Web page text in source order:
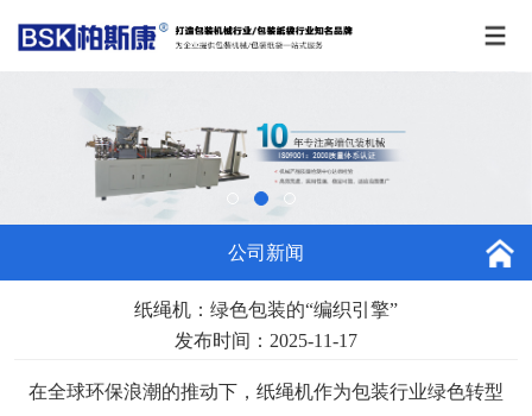
公司新闻
纸绳机：绿色包装的“编织引擎”
发布时间：2025-11-17
在全球环保浪潮的推动下， 纸绳机作为包装行业绿色转型